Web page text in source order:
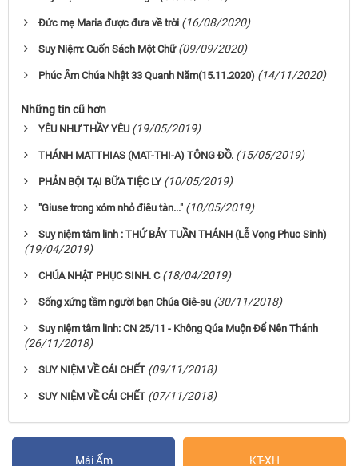
Đức mẹ Maria được đưa về trời (16/08/2020)
Suy Niệm: Cuốn Sách Một Chữ (09/09/2020)
Phúc Âm Chúa Nhật 33 Quanh Năm(15.11.2020) (14/11/2020)
Những tin cũ hơn
YÊU NHƯ THẦY YÊU (19/05/2019)
THÁNH MATTHIAS (MAT-THI-A) TÔNG ĐỒ. (15/05/2019)
PHẢN BỘI TẠI BỮA TIỆC LY (10/05/2019)
"Giuse trong xóm nhỏ điêu tàn..." (10/05/2019)
Suy niệm tâm linh : THỨ BẢY TUẦN THÁNH (Lễ Vọng Phục Sinh)
(19/04/2019)
CHÚA NHẬT PHỤC SINH. C (18/04/2019)
Sống xứng tầm người bạn Chúa Giê-su (30/11/2018)
Suy niệm tâm linh: CN 25/11 - Không Qúa Muộn Ðể Nên Thánh
(26/11/2018)
SUY NIỆM VỀ CÁI CHẾT (09/11/2018)
SUY NIỆM VỀ CÁI CHẾT (07/11/2018)
Mái Ấm KT-XH